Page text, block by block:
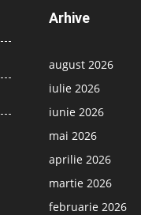
Arhive
august 2026
iulie 2026
iunie 2026
mai 2026
aprilie 2026
martie 2026
februarie 2026